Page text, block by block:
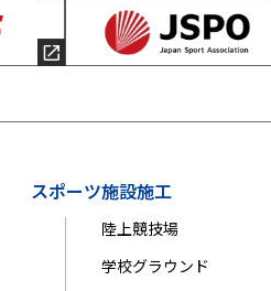
スポーツ施設施工
陸上競技場
学校グラウンド